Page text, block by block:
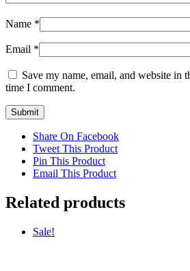
Name *
Email *
Save my name, email, and website in
time I comment.
Share On Facebook
Tweet This Product
Pin This Product
Email This Product
Related products
Sale!